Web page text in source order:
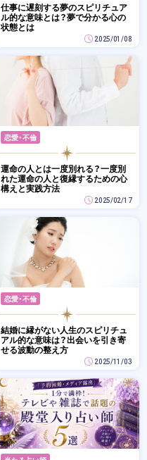
仕事に遅刻する夢のスピリチュア
ル的な意味とは？夢で分かる心の
状態とは
2025/01/08
恋愛・不倫
運命の人とは一度別れる？一度別
れた運命の人と復縁するための心
構えと実践方法
2025/02/17
恋愛・不倫
結婚に縁がない人生のスピリチュ
アル的な意味は？出会いを引き寄
せる波動の整え方
2025/11/03